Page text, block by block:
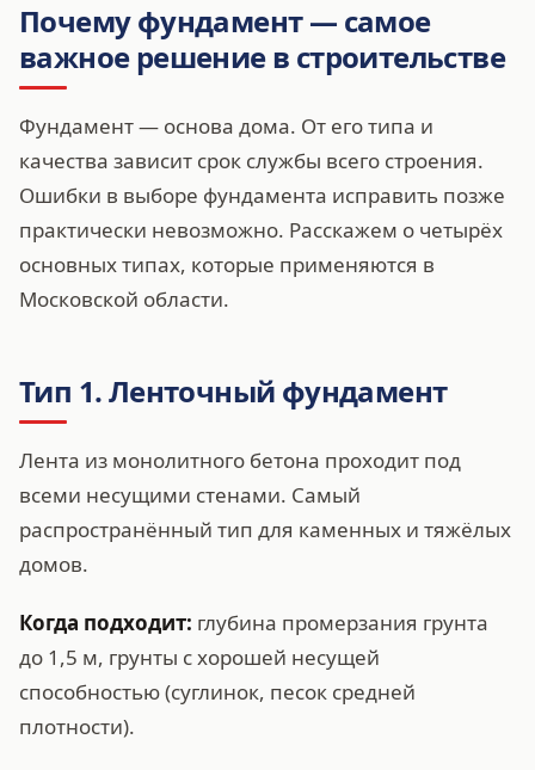
Почему фундамент — самое
важное решение в строительстве
Фундамент — основа дома. От его типа и
качества зависит срок службы всего строения.
Ошибки в выборе фундамента исправить позже
практически невозможно. Расскажем о четырёх
основных типах, которые применяются в
Московской области.
Тип 1. Ленточный фундамент
Лента из монолитного бетона проходит под
всеми несущими стенами. Самый
распространённый тип для каменных и тяжёлых
домов.
Когда подходит: глубина промерзания грунта
до 1,5 м, грунты с хорошей несущей
способностью (суглинок, песок средней
плотности).